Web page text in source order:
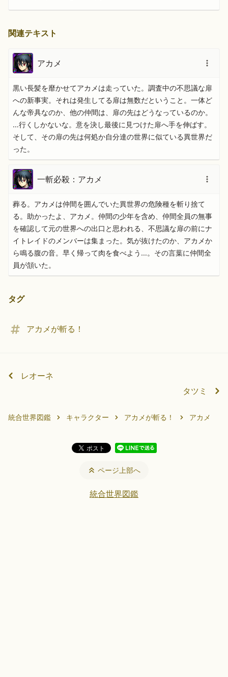
関連テキスト
アカメ
黒い長髪を靡かせてアカメは走っていた。調査中の不思議な扉
への新事実。それは発生してる扉は無数だということ。一体ど
んな帝具なのか、他の仲間は、扉の先はどうなっているのか。
…行くしかないな。意を決し最後に見つけた扉へ手を伸ばす。
そして、その扉の先は何処か自分達の世界に似ている異世界だ
った。
一斬必殺：アカメ
葬る。アカメは仲間を囲んでいた異世界の危険種を斬り捨て
る。助かったよ、アカメ。仲間の少年を含め、仲間全員の無事
を確認して元の世界への出口と思われる、不思議な扉の前にナ
イトレイドのメンバーは集まった。気が抜けたのか、アカメか
ら鳴る腹の音。早く帰って肉を食べよう…。その言葉に仲間全
員が頷いた。
タグ
アカメが斬る！
レオーネ
タツミ
統合世界図鑑 キャラクター アカメが斬る！ アカメ
ページ上部へ
統合世界図鑑